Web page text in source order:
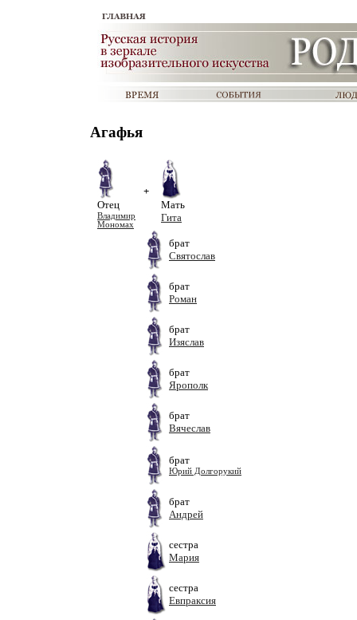
Агафья
Отец
Владимир
Мономах
+
Мать
Гита
брат
Святослав
брат
Роман
брат
Изяслав
брат
Ярополк
брат
Вячеслав
брат
Юрий Долгорукий
брат
Андрей
сестра
Мария
сестра
Евпраксия